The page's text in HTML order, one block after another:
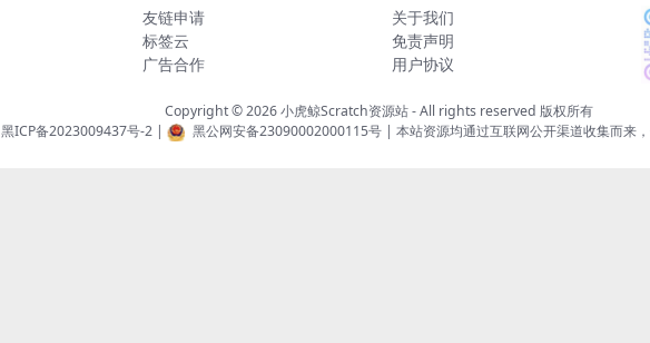
友链申请
标签云
广告合作
关于我们
免责声明
用户协议
Copyright © 2026小虎鲸Scratch资源站- All rights reserved 版权所有
黑ICP备2023009437号-2| 黑公网安备23090002000115号| 本站资源均通过互联网公开渠道收集而来